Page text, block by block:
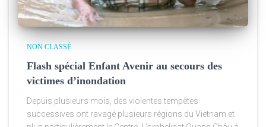
NON CLASSÉ
Flash spécial Enfant Avenir au secours des
victimes d’inondation
Depuis plusieurs mois, des violentes tempêtes
successives ont ravagé plusieurs régions du Vietnam et